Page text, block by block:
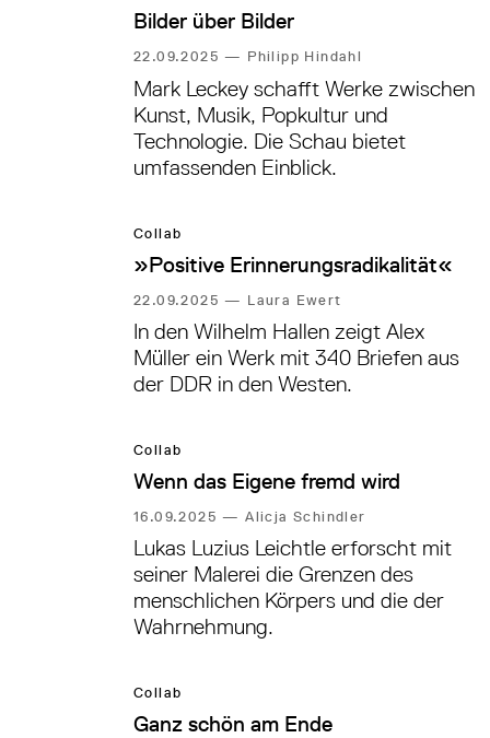
Bilder über Bilder
22.09.2025— Philipp Hindahl
Mark Leckey schafft Werke zwischen
Kunst, Musik, Popkultur und
Technologie. Die Schau bietet
umfassenden Einblick.
Collab
»Positive Erinnerungsradikalität«
22.09.2025— Laura Ewert
In den Wilhelm Hallen zeigt Alex
Müller ein Werk mit 340 Briefen aus
der DDR in den Westen.
Collab
Wenn das Eigene fremd wird
16.09.2025—Alicja Schindler
Lukas Luzius Leichtle erforscht mit
seiner Malerei die Grenzen des
menschlichen Körpers und die der
Wahrnehmung.
Collab
Ganz schön am Ende